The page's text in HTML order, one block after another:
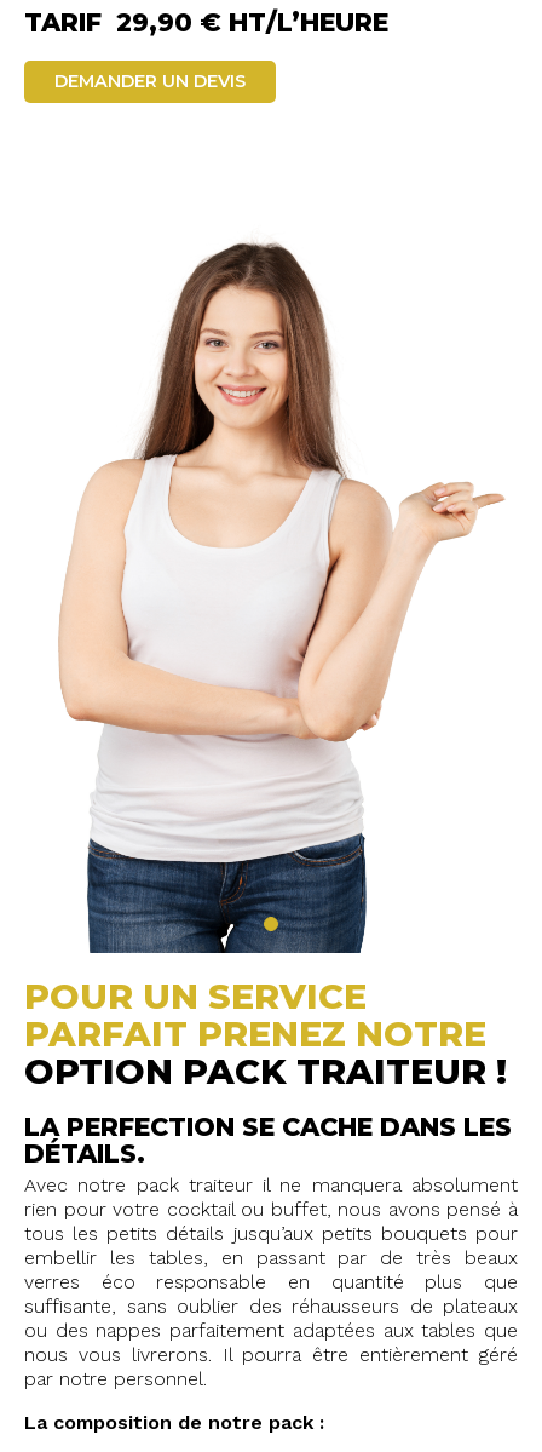
TARIF 29,90 € HT/L’HEURE
DEMANDER UN DEVIS
POUR UN SERVICE
PARFAIT PRENEZ NOTRE
OPTION PACK TRAITEUR !
LA PERFECTION SE CACHE DANS LES
DÉTAILS.
Avec notre pack traiteur il ne manquera absolument
rien pour votre cocktail ou buffet, nous avons pensé à
tous les petits détails jusqu’aux petits bouquets pour
embellir les tables, en passant par de très beaux
verres éco responsable en quantité plus que
suffisante, sans oublier des réhausseurs de plateaux
ou des nappes parfaitement adaptées aux tables que
nous vous livrerons. Il pourra être entièrement géré
par notre personnel.
La composition de notre pack :